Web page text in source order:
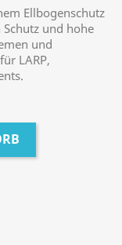
Ellbogenschutz
und hohe
und
LARP,